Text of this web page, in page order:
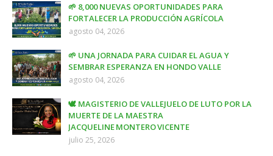
🌱 8,000 NUEVAS OPORTUNIDADES PARA
FORTALECER LA PRODUCCIÓN AGRÍCOLA
agosto 04, 2026
🌱 UNA JORNADA PARA CUIDAR EL AGUA Y
SEMBRAR ESPERANZA EN HONDO VALLE
agosto 04, 2026
🕊️ MAGISTERIO DE VALLEJUELO DE LUTO POR LA
MUERTE DE LA MAESTRA
JACQUELINE MONTERO VICENTE
julio 25, 2026